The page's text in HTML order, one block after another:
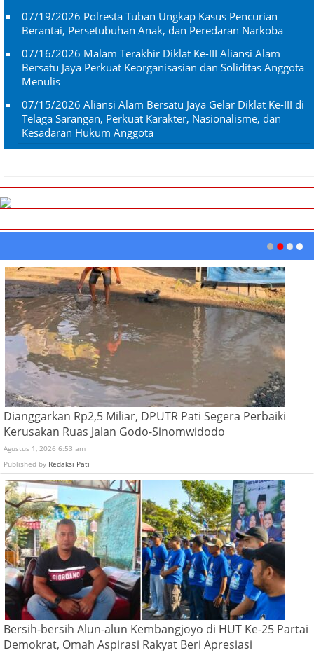
07/19/2026 Polresta Tuban Ungkap Kasus Pencurian
Berantai, Persetubuhan Anak, dan Peredaran Narkoba
07/16/2026 Malam Terakhir Diklat Ke-III Aliansi Alam
Bersatu Jaya Perkuat Keorganisasian dan Soliditas Anggota
Menulis
07/15/2026 Aliansi Alam Bersatu Jaya Gelar Diklat Ke-III di
Telaga Sarangan, Perkuat Karakter, Nasionalisme, dan
Kesadaran Hukum Anggota
Dianggarkan Rp2,5 Miliar, DPUTR Pati Segera Perbaiki
Kerusakan Ruas Jalan Godo-Sinomwidodo
Agustus 1, 2026 6:53 am
Published by Redaksi Pati
Bersih-bersih Alun-alun Kembangjoyo di HUT Ke-25 Partai
Demokrat, Omah Aspirasi Rakyat Beri Apresiasi